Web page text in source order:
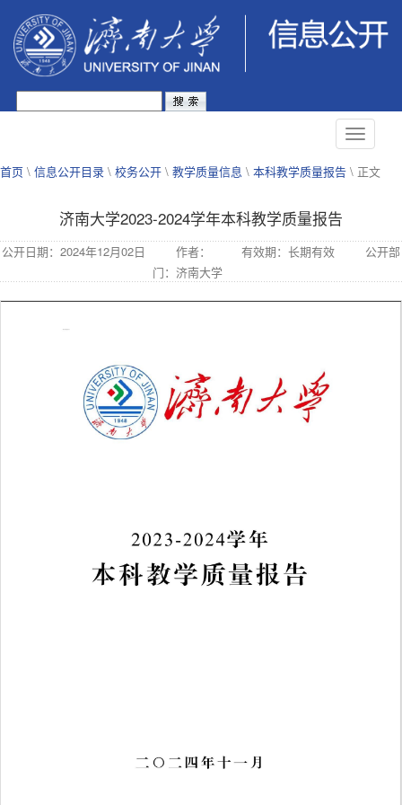
首页 \ 信息公开目录 \ 校务公开 \ 教学质量信息 \ 本科教学质量报告 \ 正文
济南大学2023-2024学年本科教学质量报告
公开日期：2024年12月02日 作者： 有效期：长期有效
公开部
门：济南大学